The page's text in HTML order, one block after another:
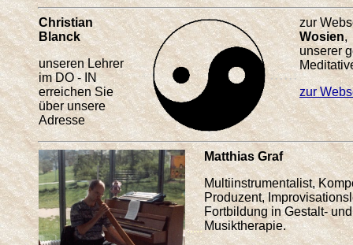
Christian
Blanck
unseren Lehrer
im DO - IN
erreichen Sie
über unsere
Adresse
.... ......
zur
Wosien,
unserer
zur
.....
Matthias Graf
Multiinstrumentalist,
Produzent,
Fortbildung in Gestalt- und
Musiktherapie.